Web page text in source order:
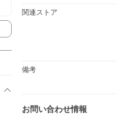
関連ストア
備考
お問い合わせ情報